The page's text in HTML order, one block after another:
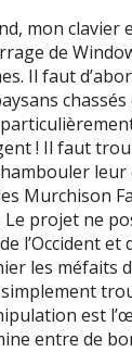
mon clavier
de
Il faut
! Il faut
leur
Murchison
Le projet ne
l’Occident
les méfaits
est
entre de